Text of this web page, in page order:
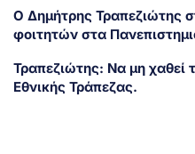
Ο Δημήτρης Τραπεζιώτης
φοιτητών στα
Τραπεζιώτης: Να μη χαθεί
Εθνικής Τράπεζας.